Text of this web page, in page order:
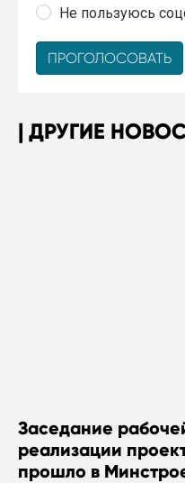
Не пользуюсь
ДРУГИЕ
Заседание
реализации
прошло в